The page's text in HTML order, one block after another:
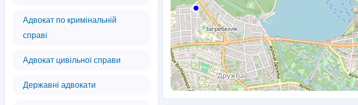
Адвокат по кримінальній
справі
Адвокат цивільної справи
Державні адвокати